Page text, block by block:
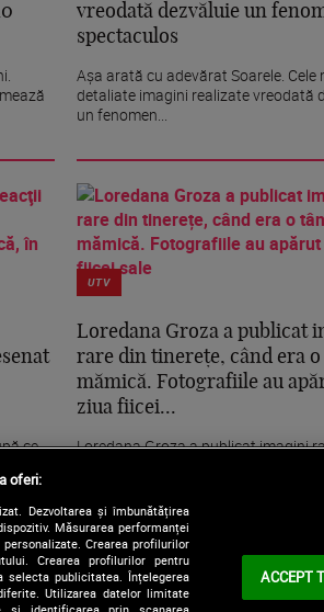
vreodată dezvăluie un
spectaculos
Așa arată cu adevărat Soarele. Cele
detaliate imagini realizate vreodată
un fenomen...
ce
UTV
Loredana Groza a publicat
rare din tinerețe, când era
mămică. Fotografiile au
ziua fiicei...
Loredana Groza a publicat imagini
oferi:
Dezvoltarea și îmbunătățirea
Măsurarea performanței
Crearea profilurilor
Crearea profilurilor pentru
publicitatea. Înțelegerea
Utilizarea datelor limitate
ACCEPT